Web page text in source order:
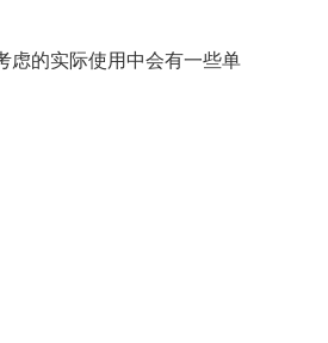
虑的实际使用中会有一些单